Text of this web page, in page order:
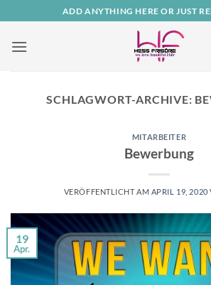
Inhalt
springen
ADD ANYTHING HERE OR JUST
SCHLAGWORT-ARCHIVE:
MITARBEITER
Bewerbung
VERÖFFENTLICHT AM APRIL 19, 2020
19
Apr.